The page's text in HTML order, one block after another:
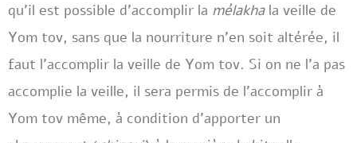
qu’il est possible d’accomplir la mélakhala veille de
Yom tov, sans que la nourriture n’en soit altérée, il
faut l’accomplir la veille de Yom tov. Si on ne l’a pas
accomplie la veille, il sera permis de l’accomplir à
Yom tov même, à condition d’apporter un